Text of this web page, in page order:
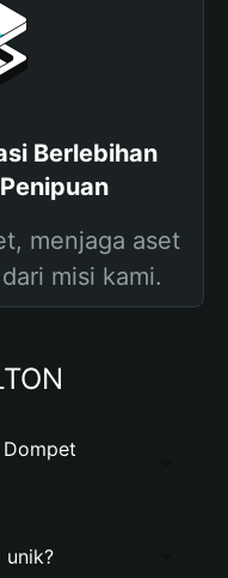
Berlebihan
menjaga aset
misi kami.
unik?